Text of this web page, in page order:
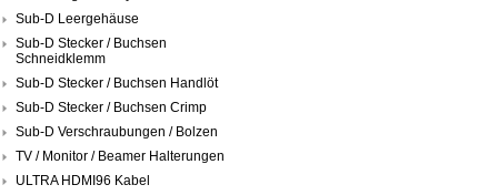
Sub-D Leergehäuse
Sub-D Stecker / Buchsen
Schneidklemm
Sub-D Stecker / Buchsen Handlöt
Sub-D Stecker / Buchsen Crimp
Sub-D Verschraubungen / Bolzen
TV / Monitor / Beamer Halterungen
ULTRA HDMI96 Kabel